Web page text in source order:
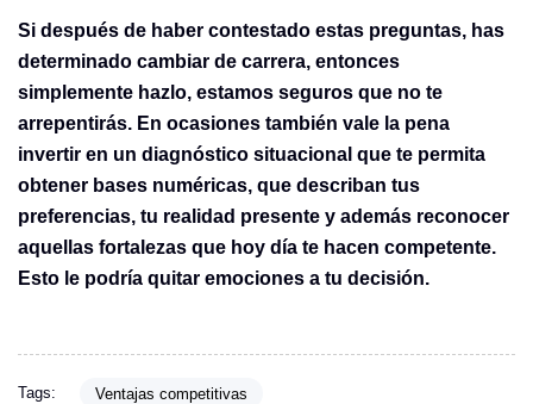
Si después de haber contestado estas preguntas, has
determinado cambiar de carrera, entonces
simplemente hazlo, estamos seguros que no te
arrepentirás. En ocasiones también vale la pena
invertir en un diagnóstico situacional que te permita
obtener bases numéricas, que describan tus
preferencias, tu realidad presente y además reconocer
aquellas fortalezas que hoy día te hacen competente.
Esto le podría quitar emociones a tu decisión.
Tags: Ventajas competitivas